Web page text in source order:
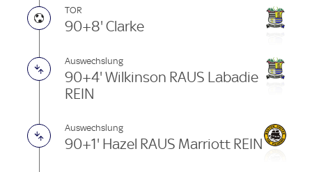
TOR
90+8' Clarke
Auswechslung
90+4' Wilkinson RAUS Labadie
REIN
Auswechslung
90+1' Hazel RAUS Marriott REIN